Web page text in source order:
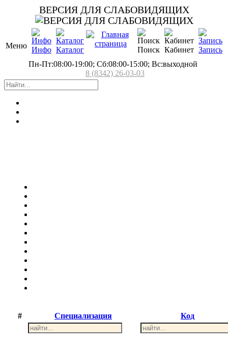
ВЕРСИЯ ДЛЯ СЛАБОВИДЯЩИХ
Меню Инфо Каталог Поиск Кабинет Запись
Пн-Пт:08:00-19:00; Сб:08:00-15:00; Вс:выходной
8 (8342) 26-03-03
# Специализация Код